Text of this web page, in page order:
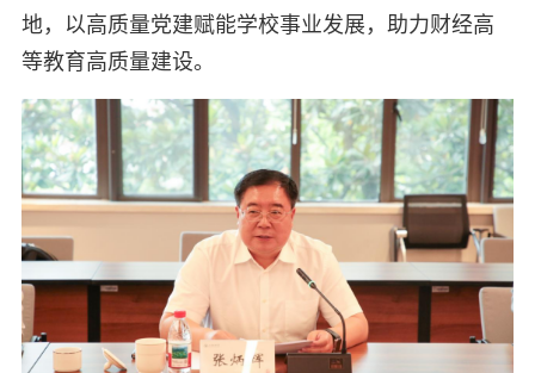
地，以高质量党建赋能学校事业发展，助力财经高
等教育高质量建设。